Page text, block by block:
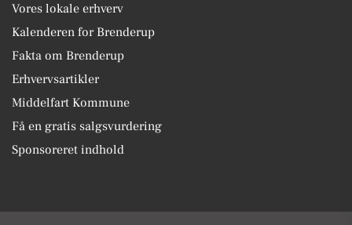
Vores lokale erhverv
Kalenderen for Brenderup
Fakta om Brenderup
Erhvervsartikler
Middelfart Kommune
Få en gratis salgsvurdering
Sponsoreret indhold